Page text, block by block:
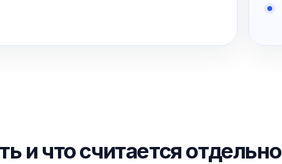
и что считается отдельно